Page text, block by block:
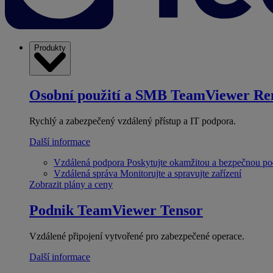
Produkty
Osobní použití a SMB TeamViewer
Rychlý a zabezpečený vzdálený přístup a IT podpora.
Další informace
Vzdálená podpora Poskytujte okamžitou a bezpečnou
Vzdálená správa Monitorujte a spravujte zařízení
Zobrazit plány a ceny
Podnik TeamViewer Tensor
Vzdálené připojení vytvořené pro zabezpečené operace.
Další informace